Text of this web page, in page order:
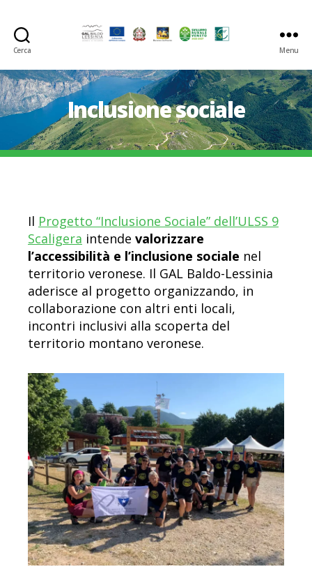
Cerca
Baldo-
Lessina
Menu
Inclusione sociale
Il Progetto “Inclusione Sociale” dell’ULSS 9
Scaligera intende valorizzare
l’accessibilità e l’inclusione sociale nel
territorio veronese. Il GAL Baldo-Lessinia
aderisce al progetto organizzando, in
collaborazione con altri enti locali,
incontri inclusivi alla scoperta del
territorio montano veronese.